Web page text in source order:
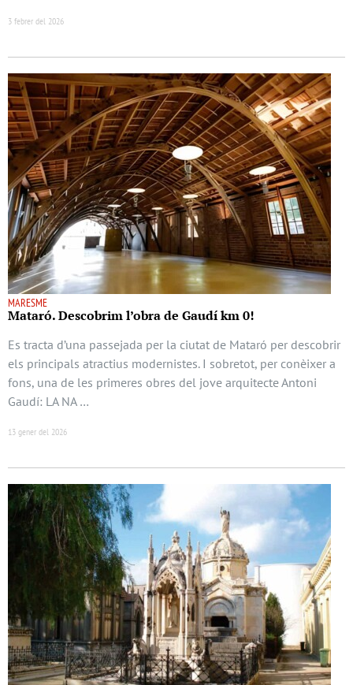
3 febrer del 2026
MARESME
Mataró. Descobrim l’obra de Gaudí km 0!
Es tracta d’una passejada per la ciutat de Mataró per descobrir
els principals atractius modernistes. I sobretot, per conèixer a
fons, una de les primeres obres del jove arquitecte Antoni
Gaudí: LA NA …
13 gener del 2026